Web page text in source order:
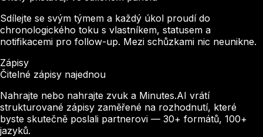
Sdílejte se svým týmem a každý úkol proudí do
chronologického toku s vlastníkem, statusem a
notifikacemi pro follow-up. Mezi schůzkami nic neunikne.
Zápisy
Čitelné zápisy najednou
Nahrajte nebo nahrajte zvuk a Minutes.AI vrátí
strukturované zápisy zaměřené na rozhodnutí, které
byste skutečně poslali partnerovi — 30+ formátů, 100+
jazyků.